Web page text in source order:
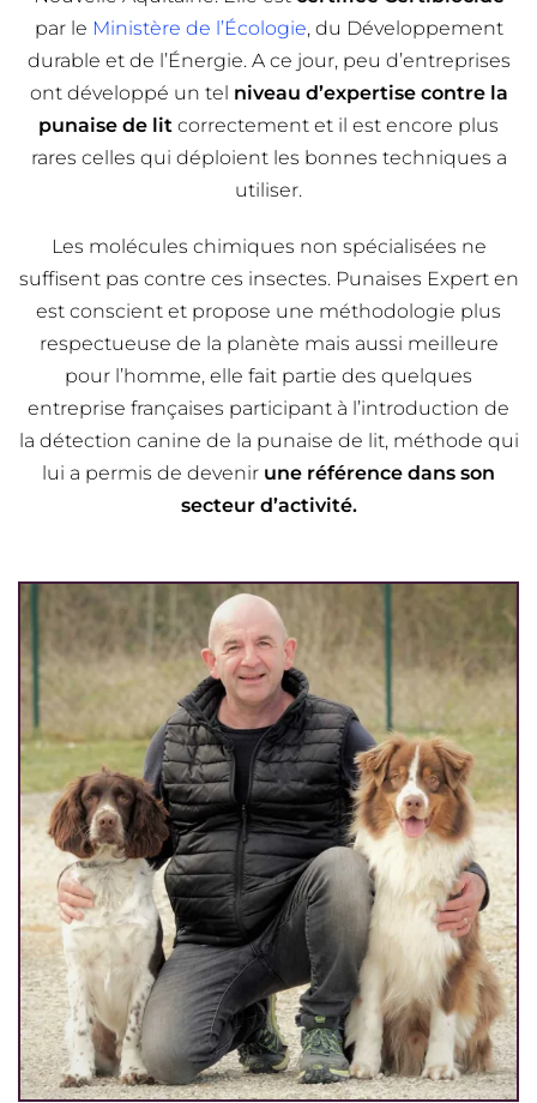
par le Ministère de l’Écologie, du Développement
durable et de l’Énergie. A ce jour, peu d’entreprises
ont développé un tel niveau d’expertise contre la
punaise de lit correctement et il est encore plus
rares celles qui déploient les bonnes techniques a
utiliser.
Les molécules chimiques non spécialisées ne
suffisent pas contre ces insectes. Punaises Expert en
est conscient et propose une méthodologie plus
respectueuse de la planète mais aussi meilleure
pour l’homme, elle fait partie des quelques
entreprise françaises participant à l’introduction de
la détection canine de la punaise de lit, méthode qui
lui a permis de devenir une référence dans son
secteur d’activité.